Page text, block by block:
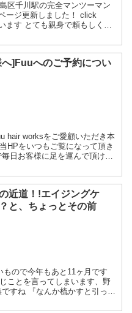
区千川駅の完全マンツーマン
ージ更新しました！ click
ます とても親身で頼もしく居
へ]Fuuへのご予約につい
hair worksをご愛顧いただき本
HPをいつもご覧になって頂き
日お客様に足を運んで頂ける
近道！!エイジングケ
と、ちょっとその前
ので今年もあと11ヶ月です
ことを言ってしまいます、野
すね 『なんか梳かすと引っか